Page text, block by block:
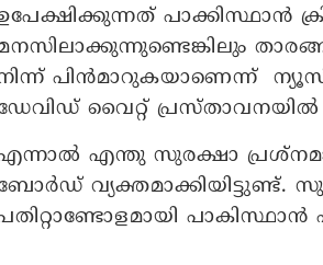
പാക്കിസ്ഥാന്‍
പിന്‍മാറുകയാണെന്ന്
വൈറ്റ്
എന്തു സുരക്ഷാ
പാകിസ്ഥാന്‍